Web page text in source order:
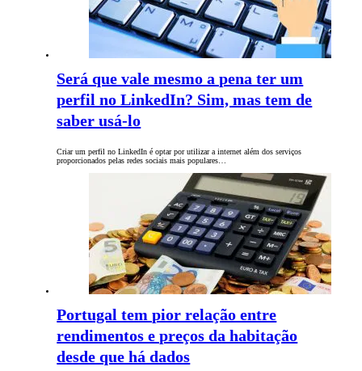
Será que vale mesmo a pena ter um
perfil no LinkedIn? Sim, mas tem de
saber usá-lo
Criar um perfil no LinkedIn é optar por utilizar a internet além dos serviços
proporcionados pelas redes sociais mais populares…
Portugal tem pior relação entre
rendimentos e preços da habitação
desde que há dados